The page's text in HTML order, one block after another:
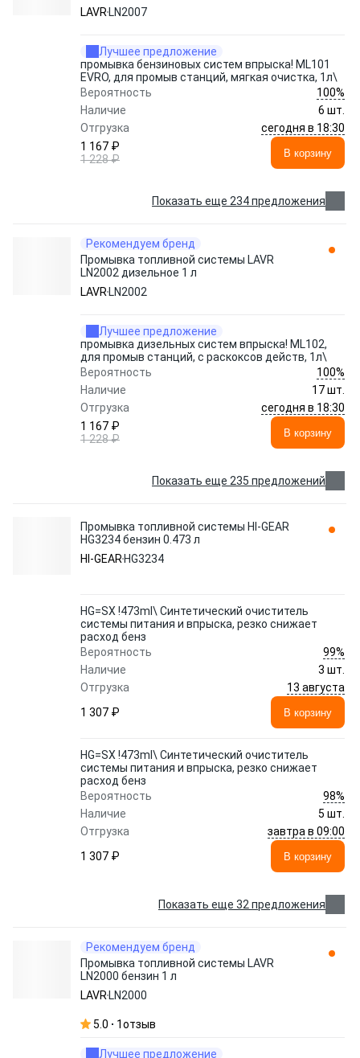
LAVR LN2007
Лучшее предложение
промывка бензиновых систем впрыска! ML101
EVRO, для промыв станций, мягкая очистка, 1л\
Вероятность
100%
Наличие
6 шт.
Отгрузка
сегодня в 18:30
1 167 ₽
1 228 ₽
В корзину
Показать еще 234 предложения
Рекомендуем бренд
Промывка топливной системы LAVR
LN2002 дизельное 1 л
LAVR LN2002
Лучшее предложение
промывка дизельных систем впрыска! ML102,
для промыв станций, с раскоксов действ, 1л\
Вероятность
100%
Наличие
17 шт.
Отгрузка
сегодня в 18:30
1 167 ₽
1 228 ₽
В корзину
Показать еще 235 предложений
Промывка топливной системы HI-GEAR
HG3234 бензин 0.473 л
HI-GEAR HG3234
HG=SX !473ml\ Синтетический очиститель
системы питания и впрыска, резко снижает
расход бенз
Вероятность
99%
Наличие
3 шт.
Отгрузка
13 августа
1 307 ₽
В корзину
HG=SX !473ml\ Синтетический очиститель
системы питания и впрыска, резко снижает
расход бенз
Вероятность
98%
Наличие
5 шт.
Отгрузка
завтра в 09:00
1 307 ₽
В корзину
Показать еще 32 предложения
Рекомендуем бренд
Промывка топливной системы LAVR
LN2000 бензин 1 л
LAVR LN2000
5.0 1отзыв
Лучшее предложение